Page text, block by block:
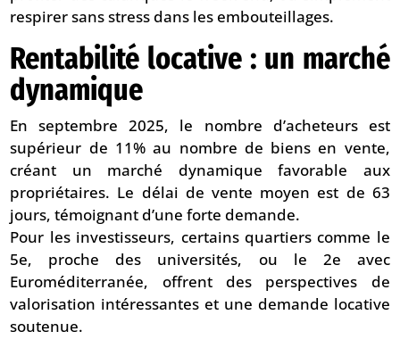
respirer sans stress dans les embouteillages.
Rentabilité locative : un marché
dynamique
En septembre 2025, le nombre d’acheteurs est
supérieur de 11% au nombre de biens en vente,
créant un marché dynamique favorable aux
propriétaires. Le délai de vente moyen est de 63
jours, témoignant d’une forte demande.
Pour les investisseurs, certains quartiers comme le
5e, proche des universités, ou le 2e avec
Euroméditerranée, offrent des perspectives de
valorisation intéressantes et une demande locative
soutenue.